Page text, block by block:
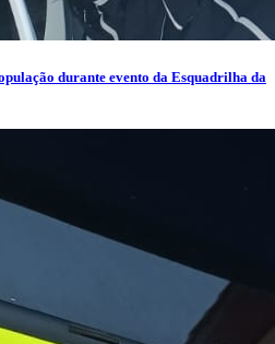
durante evento da Esquadrilha da